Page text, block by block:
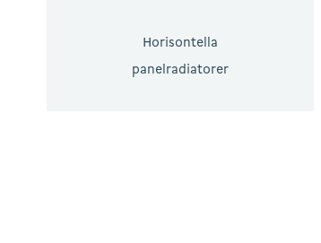
Horisontella
panelradiatorer